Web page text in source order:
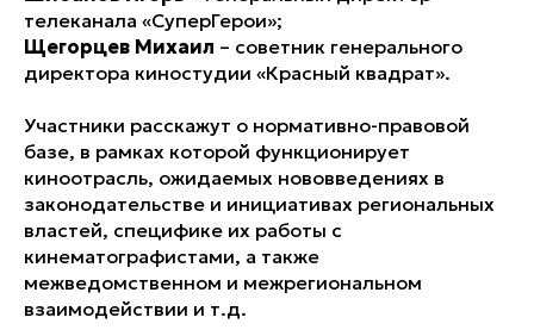
телеканала «СуперГерои»;
Щегорцев Михаил – советник генерального
директора киностудии «Красный квадрат».
Участники расскажут о нормативно-правовой
базе, в рамках которой функционирует
киноотрасль, ожидаемых нововведениях в
законодательстве и инициативах региональных
властей, специфике их работы с
кинематографистами, а также
межведомственном и межрегиональном
взаимодействии и т.д.